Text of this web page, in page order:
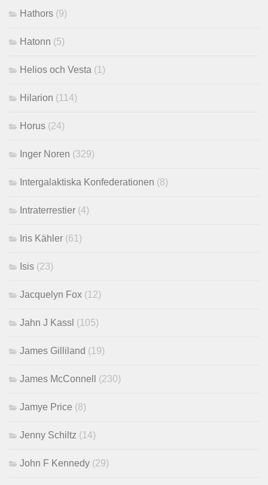
Hathors (9)
Hatonn (5)
Helios och Vesta (1)
Hilarion (114)
Horus (24)
Inger Noren (329)
Intergalaktiska Konfederationen (8)
Intraterrestier (4)
Iris Kähler (61)
Isis (23)
Jacquelyn Fox (12)
Jahn J Kassl (105)
James Gilliland (19)
James McConnell (230)
Jamye Price (8)
Jenny Schiltz (14)
John F Kennedy (29)